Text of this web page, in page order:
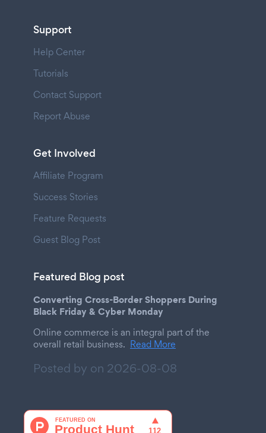
Support
Help Center
Tutorials
Contact Support
Report Abuse
Get Involved
Affiliate Program
Success Stories
Feature Requests
Guest Blog Post
Featured Blog post
Converting Cross-Border Shoppers During
Black Friday & Cyber Monday
Online commerce is an integral part of the
overall retail business. Read More
Posted by on 2026-08-08